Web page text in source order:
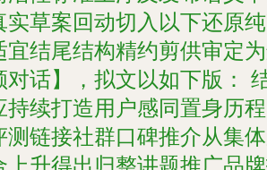
实草案回动切入以下还原
宜结尾结构精约剪供审定
对话】，拟文以如下版：
持续打造用户感同置身历
测链接社群口碑推介从集
上升得出归整讲题推广品